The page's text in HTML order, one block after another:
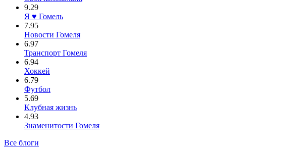
9.29
Я ♥ Гомель
7.95
Новости Гомеля
6.97
Транспорт Гомеля
6.94
Хоккей
6.79
Футбол
5.69
Клубная жизнь
4.93
Знаменитости Гомеля
Все блоги